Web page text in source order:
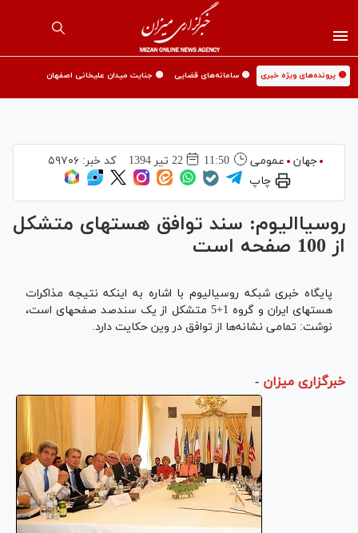
🟡 پرونده‌های ویژه خبری 🟡 سامانه‌های قضایی 🟡 جنایت میدان علیخانی اصفهان
جهان عمومی 11:50 22 تير 1394 کد خبر: ۵۹۷۰۶
چاپ
روسیاالیوم: سند توافق هسته‎ای متشکل
از 100 صفحه است
پایگاه خبری شبکه روسیالیوم با اشاره به اینکه نتیجه مذاکرات
هسته‎ای ایران و گروه 1+5 متشکل از یک سندصد صفحه‎ای است،
نوشت: تمامی نشانه‌ها از توافق در وین حکایت دارد.
خبرگزاری میزان -